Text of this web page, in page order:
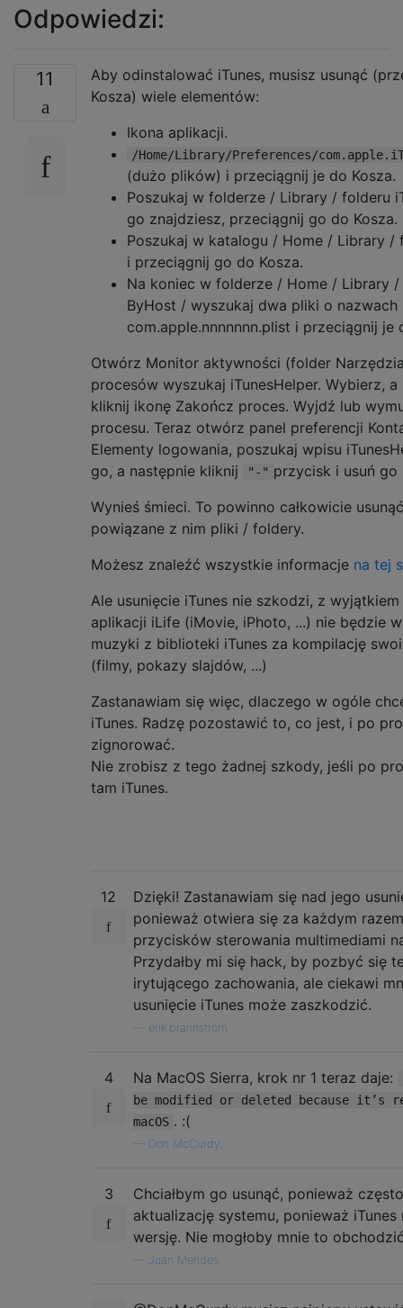
Odpowiedzi:
11
Aby odinstalować iTunes, musisz usunąć
Kosza) wiele elementów:
Ikona aplikacji.
/Home/Library/Preferences/
(dużo plików) i przeciągnij je do Kosza.
Poszukaj w folderze / Library / folderu
go znajdziesz, przeciągnij go do Kosza.
Poszukaj w katalogu / Home / Library /
i przeciągnij go do Kosza.
Na koniec w folderze / Home / Library /
ByHost / wyszukaj dwa pliki o nazwach
com.apple.nnnnnnn.plist i przeciągnij je
Otwórz Monitor aktywności (folder
procesów wyszukaj iTunesHelper. Wybierz, a
kliknij ikonę Zakończ proces. Wyjdź lub
procesu. Teraz otwórz panel preferencji
Elementy logowania, poszukaj wpisu
go, a następnie kliknij
"-" przycisk i usuń go
Wynieś śmieci. To powinno całkowicie
powiązane z nim pliki / foldery.
Możesz znaleźć wszystkie informacje na tej
Ale usunięcie iTunes nie szkodzi, z
aplikacji iLife (iMovie, iPhoto, ...) nie będzie
muzyki z biblioteki iTunes za kompilację
(filmy, pokazy slajdów, ...)
Zastanawiam się więc, dlaczego w ogóle
iTunes. Radzę pozostawić to, co jest, i po
zignorować.
Nie zrobisz z tego żadnej szkody, jeśli po
tam iTunes.
12
Dzięki! Zastanawiam się nad jego
ponieważ otwiera się za każdym
przycisków sterowania multimediami
Przydałby mi się hack, by pozbyć się
irytującego zachowania, ale ciekawi
usunięcie iTunes może zaszkodzić.
erik.brannstrom
4 Na MacOS Sierra, krok nr 1 teraz daje:
be modified or deleted because it’s
macOS . :(
Don McCurdy,
3
Chciałbym go usunąć, ponieważ
aktualizację systemu, ponieważ iTunes
wersję. Nie mogłoby mnie to
Juan Mendes